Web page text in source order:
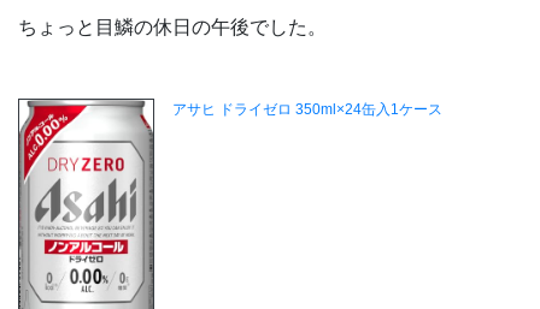
ちょっと目鱗の休日の午後でした。